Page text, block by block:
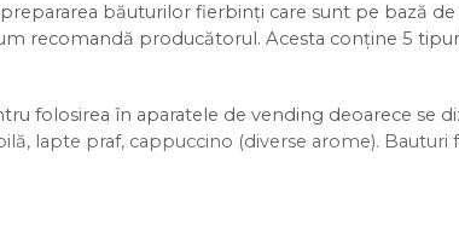
băuturilor fierbinți care sunt pe bază
recomandă producătorul. Acesta conține 5
folosirea în aparatele de vending deoarece se
lapte praf, cappuccino (diverse arome). Bauturi